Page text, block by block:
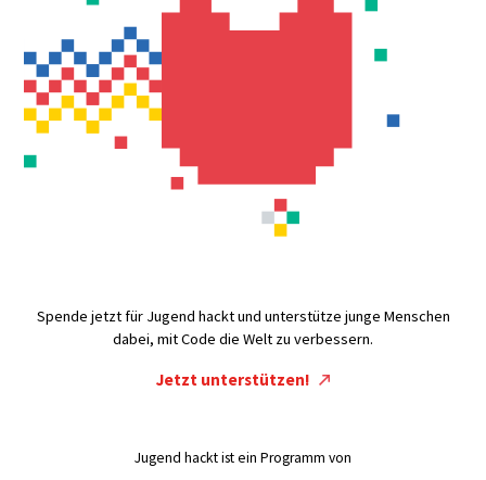
Spende jetzt für Jugend hackt und unterstütze junge Menschen
dabei, mit Code die Welt zu verbessern.
Jetzt unterstützen!
Jugend hackt ist ein Programm von